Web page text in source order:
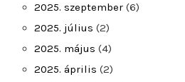
2025. szeptember (6)
2025. július (2)
2025. május (4)
2025. április (2)